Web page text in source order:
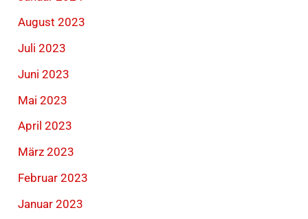
August 2023
Juli 2023
Juni 2023
Mai 2023
April 2023
März 2023
Februar 2023
Januar 2023